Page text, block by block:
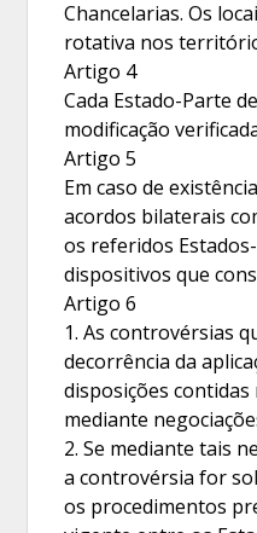
Chancelarias. Os
rotativa nos
Artigo 4
Cada Estado-Parte
modificação
Artigo 5
Em caso de
acordos bilaterais
os referidos
dispositivos que
Artigo 6
1. As controvérsias
decorrência da
disposições
mediante
2. Se mediante tais
a controvérsia for
os procedimentos